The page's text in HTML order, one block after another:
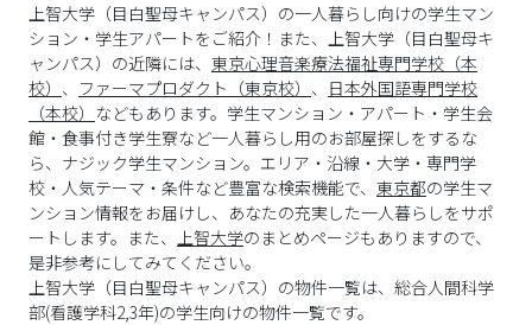
上智大学（目白聖母キャンパス）の一人暮らし向けの学生マン
ション・学生アパートをご紹介！また、上智大学（目白聖母キ
ャンパス）の近隣には、 東京心理音楽療法福祉専門学校（本
校） 、 ファーマプロダクト（東京校） 、 日本外国語専門学校
（本校） などもあります。学生マンション・アパート・学生会
館・食事付き学生寮など一人暮らし用のお部屋探しをするな
ら、ナジック学生マンション。エリア・沿線・大学・専門学
校・人気テーマ・条件など豊富な検索機能で、 東京都の学生マ
ンション情報をお届けし、あなたの充実した一人暮らしをサポ
ートします。また、 上智大学のまとめページもありますので、
是非参考にしてみてください。
上智大学 （目白聖母キャンパス）の物件一覧は、 総合人間科学
部(看護学科2,3年)の学生向けの物件一覧です。